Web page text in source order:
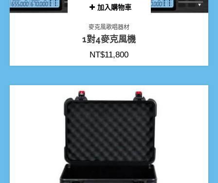
加入購物車
麥克風歌唱器材
1對4麥克風機
NT$11,800